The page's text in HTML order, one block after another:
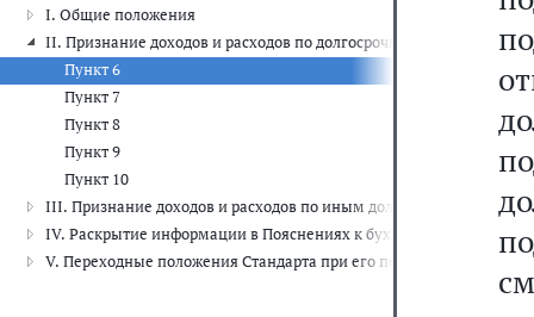
I. Общие положения
II. Признание доходов и расходов по долгосрочным договорам
Пункт 6
Пункт 7
Пункт 8
Пункт 9
Пункт 10
III. Признание доходов и расходов по иным долгосрочным
IV. Раскрытие информации в Пояснениях к бухгалтерской
V. Переходные положения Стандарта при его первом применении